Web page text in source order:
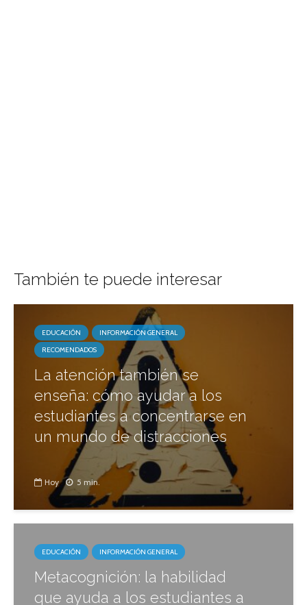
También te puede interesar
EDUCACIÓN
INFORMACIÓN GENERAL
RECOMENDADOS
La atención también se
enseña: cómo ayudar a los
estudiantes a concentrarse en
un mundo de distracciones
Hoy 5 min.
EDUCACIÓN INFORMACIÓN GENERAL
Metacognición: la habilidad
que ayuda a los estudiantes a